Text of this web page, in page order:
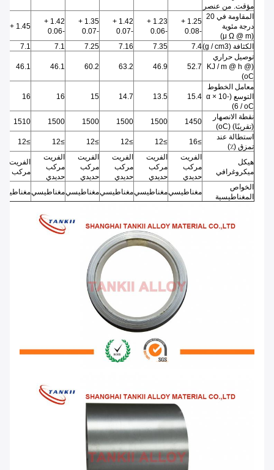
مؤقت. من عنصر
المقاومة في 20
درجة مئوية
(μ Ω @ m)
1.25 +
-0.08
1.23 +
-0.06
1.42 +
-0.07
1.35 +
-0.07
1.42 +
-0.06
1.45 + -0.07
الكثافة (g / cm3) 7.4
7.35
7.16
7.25
7.1
7.1
توصيل حراري
(KJ / m @ h @
oC)
52.7
46.9
63.2
60.2
46.1
46.1
معامل الخطوط
التوسع (α × 10-
6 / oC)
15.4
13.5
14.7
15
16
16
نقطة الانصهار
(تقريبًا) (oC)
1450
1500
1500
1500
1500
1510
استطالة عند
تمزق (٪)
≥16
≥12
≥12
≥12
≥12
≥12
هيكل
ميكروغرافي
الفريت
مركب
حديدي
الفريت
مركب
حديدي
الفريت
مركب
حديدي
الفريت
مركب
حديدي
الفريت
مركب
حديدي
الفريت
مركب
الخواص
المغناطيسية
مغناطيسيمغناطيسيمغناطيسيمغناطيسيمغناطيسي